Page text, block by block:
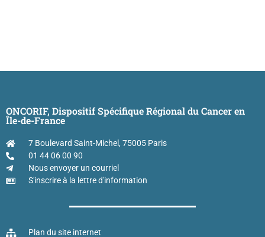
ONCORIF, Dispositif Spécifique Régional du Cancer en
Île-de-France
7 Boulevard Saint-Michel, 75005 Paris
01 44 06 00 90
Nous envoyer un courriel
S'inscrire à la lettre d'information
Plan du site internet